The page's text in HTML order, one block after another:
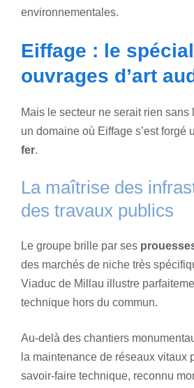
environnementales.
Eiffage : le
ouvrages d’art
Mais le secteur ne serait rien sans
un domaine où Eiffage s’est forgé
fer.
La maîtrise des
des travaux publics
Le groupe brille par ses
des marchés de niche très
Viaduc de Millau illustre
technique hors du commun.
Au-delà des chantiers
la maintenance de réseaux vitaux
savoir-faire technique, reconnu